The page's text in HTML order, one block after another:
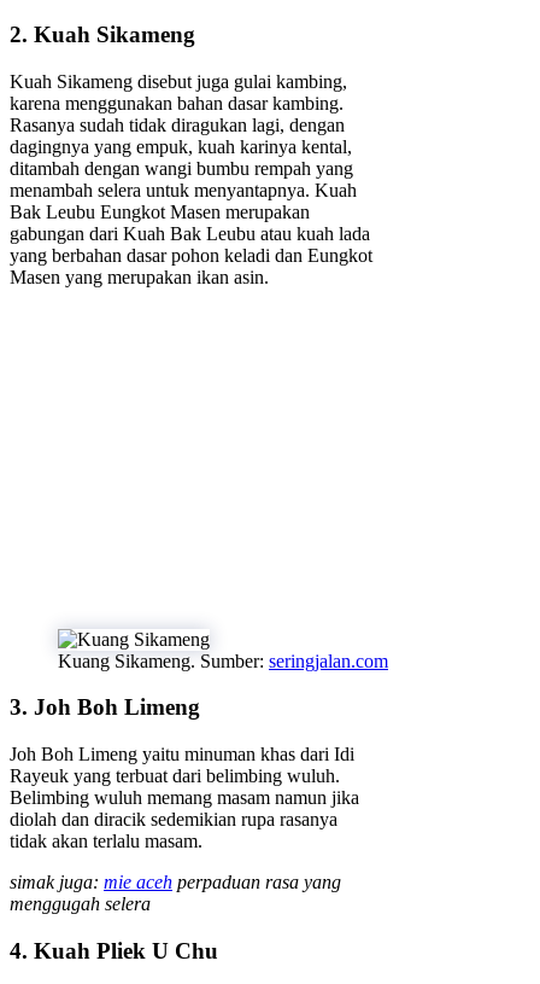
2. Kuah Sikameng
Kuah Sikameng disebut juga gulai kambing,
karena menggunakan bahan dasar kambing.
Rasanya sudah tidak diragukan lagi, dengan
dagingnya yang empuk, kuah karinya kental,
ditambah dengan wangi bumbu rempah yang
menambah selera untuk menyantapnya. Kuah
Bak Leubu Eungkot Masen merupakan
gabungan dari Kuah Bak Leubu atau kuah lada
yang berbahan dasar pohon keladi dan Eungkot
Masen yang merupakan ikan asin.
Kuang Sikameng. Sumber: seringjalan.com
3. Joh Boh Limeng
Joh Boh Limeng yaitu minuman khas dari Idi
Rayeuk yang terbuat dari belimbing wuluh.
Belimbing wuluh memang masam namun jika
diolah dan diracik sedemikian rupa rasanya
tidak akan terlalu masam.
simak juga: mie aceh perpaduan rasa yang
menggugah selera
4. Kuah Pliek U Chu